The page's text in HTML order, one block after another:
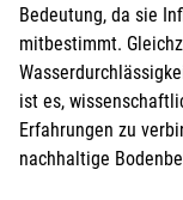
Bedeutung, da sie
mitbestimmt.
ist es,
Erfahrungen zu
nachhaltige